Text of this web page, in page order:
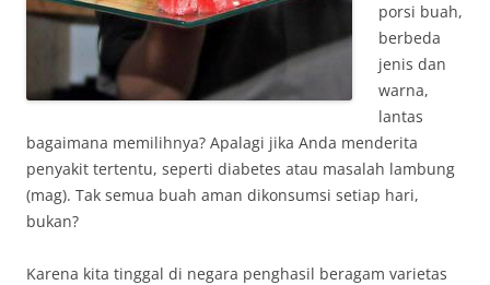
porsi buah,
berbeda
jenis dan
warna,
lantas
bagaimana memilihnya? Apalagi jika Anda menderita
penyakit tertentu, seperti diabetes atau masalah lambung
(mag). Tak semua buah aman dikonsumsi setiap hari,
bukan?
Karena kita tinggal di negara penghasil beragam varietas